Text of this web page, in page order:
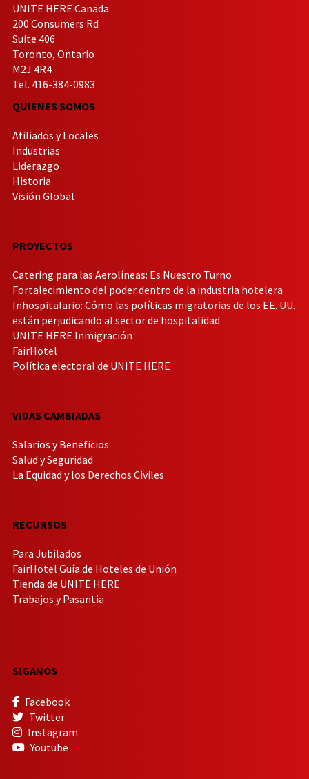
UNITE HERE Canada
200 Consumers Rd
Suite 406
Toronto, Ontario
M2J 4R4
Tel. 416-384-0983
QUIENES SOMOS
Afiliados y Locales
Industrias
Liderazgo
Historia
Visión Global
PROYECTOS
Catering para las Aerolíneas: Es Nuestro Turno
Fortalecimiento del poder dentro de la industria hotelera
Inhospitalario: Cómo las políticas migratorias de los EE. UU.
están perjudicando al sector de hospitalidad
UNITE HERE Inmigración
FairHotel
Política electoral de UNITE HERE
VIDAS CAMBIADAS
Salarios y Beneficios
Salud y Seguridad
La Equidad y los Derechos Civiles
RECURSOS
Para Jubilados
FairHotel Guía de Hoteles de Unión
Tienda de UNITE HERE
Trabajos y Pasantia
SIGANOS
Facebook
Twitter
Instagram
Youtube